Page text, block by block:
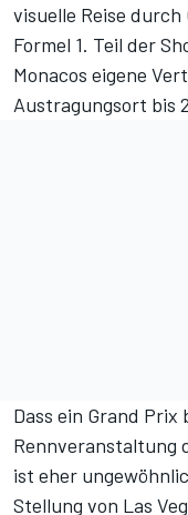
visuelle Reise
Formel 1. Teil der
Monacos eigene
Austragungsort bis
Dass ein Grand Prix
Rennveranstaltung
ist eher
Stellung von Las